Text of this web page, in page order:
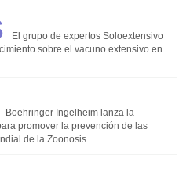
El grupo de expertos Soloextensivo
sobre el vacuno extensivo en
Boehringer Ingelheim lanza la
promover la prevención de las
de la Zoonosis